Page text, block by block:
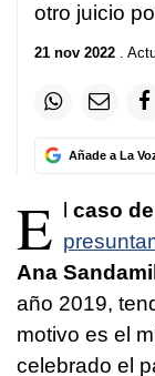
otro juicio
21 nov 2022 .
Añade a La
E l caso
Ana
año 2019,
motivo es el
celebrado el